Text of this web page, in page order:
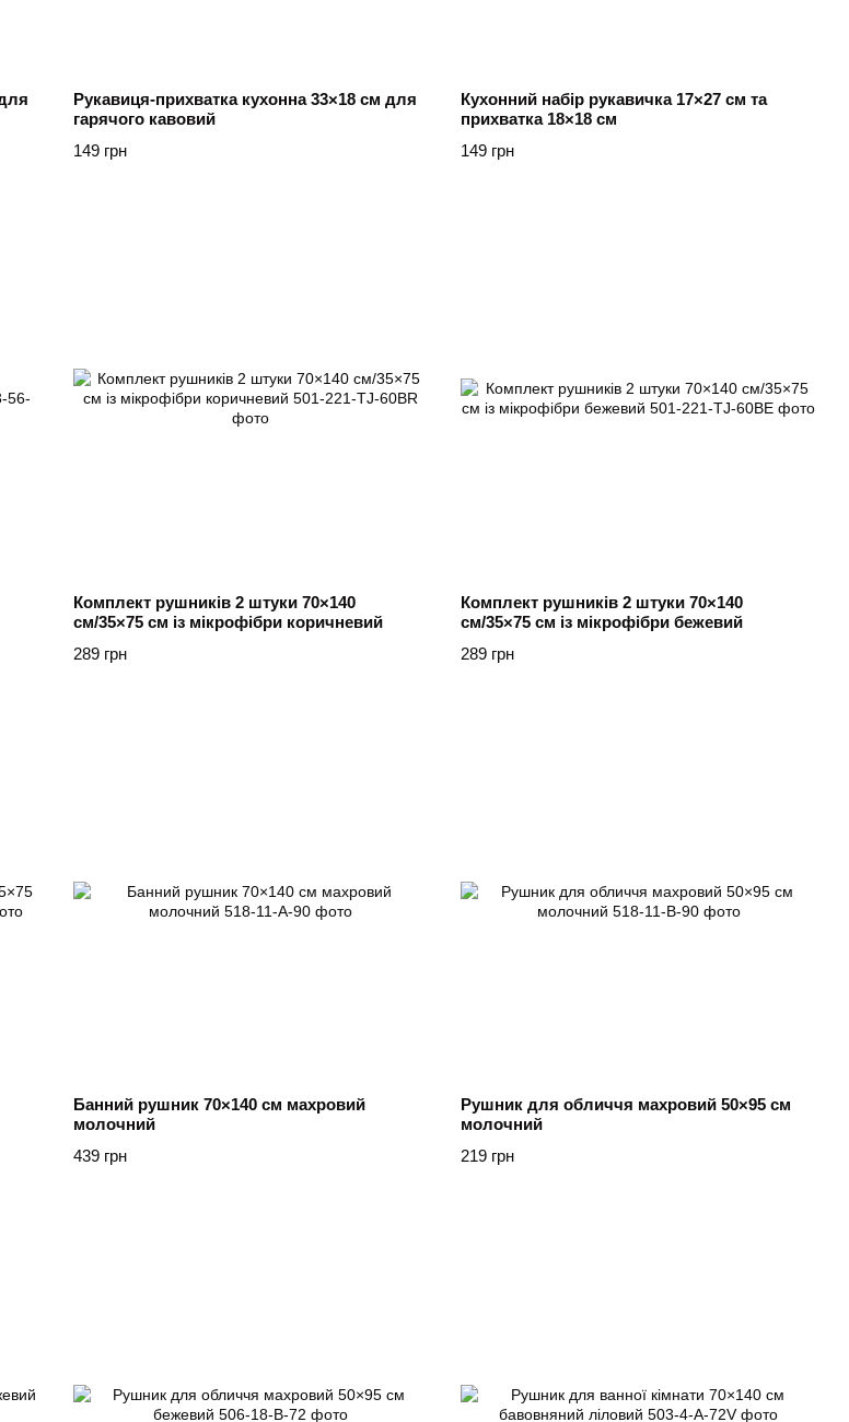
Рукавиця-прихватка кухонна 33×18 см для
гарячого кавовий
149 грн
Кухонний набір рукавичка 17×27 см та
прихватка 18×18 см
149 грн
Комплект рушників 2 штуки 70×140
см/35×75 см із мікрофібри коричневий
289 грн
Комплект рушників 2 штуки 70×140
см/35×75 см із мікрофібри бежевий
289 грн
Банний рушник 70×140 см махровий
молочний
439 грн
Рушник для обличчя махровий 50×95 см
молочний
219 грн